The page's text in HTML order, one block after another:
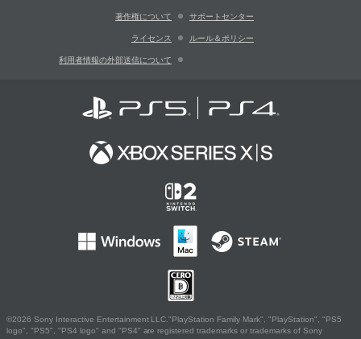
著作権について サポートセンター
ライセンス ルール＆ポリシー
利用者情報の外部送信について
©2026 Sony Interactive Entertainment LLC."PlayStation Family Mark", "PlayStation", "PS5
logo", "PS5", "PS4 logo" and "PS4" are registered trademarks or trademarks of Sony